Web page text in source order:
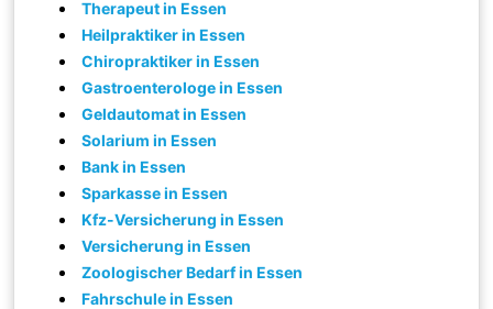
Therapeut in Essen
Heilpraktiker in Essen
Chiropraktiker in Essen
Gastroenterologe in Essen
Geldautomat in Essen
Solarium in Essen
Bank in Essen
Sparkasse in Essen
Kfz-Versicherung in Essen
Versicherung in Essen
Zoologischer Bedarf in Essen
Fahrschule in Essen